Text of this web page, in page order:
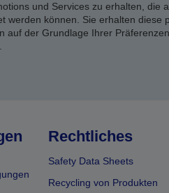
und Services zu erhalten, die
werden können. Sie erhalten diese
auf der Grundlage Ihrer
Rechtliches
Safety Data Sheets
Recycling von Produkten